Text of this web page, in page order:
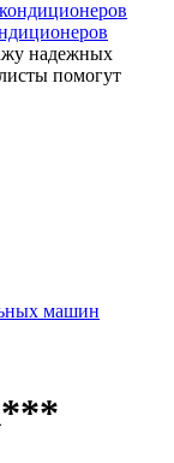
надежных
помогут
машин